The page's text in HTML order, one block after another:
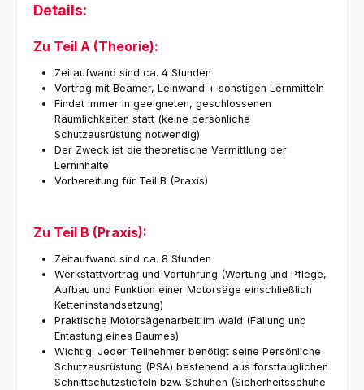
Details:
Zu Teil A (Theorie):
Zeitaufwand sind ca. 4 Stunden
Vortrag mit Beamer, Leinwand + sonstigen Lernmitteln
Findet immer in geeigneten, geschlossenen
Räumlichkeiten statt (keine persönliche
Schutzausrüstung notwendig)
Der Zweck ist die theoretische Vermittlung der
Lerninhalte
Vorbereitung für Teil B (Praxis)
Zu Teil B (Praxis):
Zeitaufwand sind ca. 8 Stunden
Werkstattvortrag und Vorführung (Wartung und Pflege,
Aufbau und Funktion einer Motorsäge einschließlich
Ketteninstandsetzung)
Praktische Motorsägenarbeit im Wald (Fällung und
Entastung eines Baumes)
Wichtig: Jeder Teilnehmer benötigt seine Persönliche
Schutzausrüstung (PSA) bestehend aus forsttauglichen
Schnittschutzstiefeln bzw. Schuhen (Sicherheitsschuhe